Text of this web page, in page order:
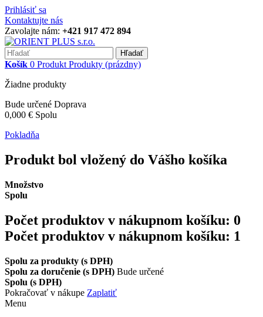
Prihlásiť sa
Kontaktujte nás
Zavolajte nám: +421 917 472 894
Hľadať
Košík 0 Produkt Produkty (prázdny)
Žiadne produkty
Bude určené Doprava
0,000 € Spolu
Pokladňa
Produkt bol vložený do Vášho košíka
Množstvo
Spolu
Počet produktov v nákupnom košíku: 0
Počet produktov v nákupnom košíku: 1
Spolu za produkty (s DPH)
Spolu za doručenie (s DPH) Bude určené
Spolu (s DPH)
Pokračovať v nákupe Zaplatiť
Menu